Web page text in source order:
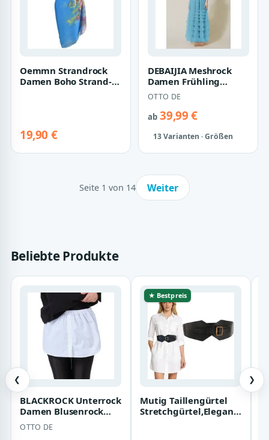
Oemmn Strandrock
Damen Boho Strand-
19,90 €
DEBAIJIA Meshrock
Damen Frühling
Herbst geschichteter
Tüll-Tortenrock
OTTO DE
ab39,99 €
13 Varianten · Größen
Seite 1 von 14 Weiter
Beliebte Produkte
❮
BLACKROCK Unterrock
Damen Blusenrock
Saum Verlängerung
(1-tlg) mit Ela…
OTTO DE
★ Bestpreis
Mutig Taillengürtel
Stretchgürtel,Eleganter
❯